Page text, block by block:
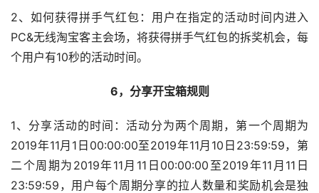
2、如何获得拼手气红包：用户在指定的活动时间内进入
PC&无线淘宝客主会场，将获得拼手气红包的拆奖机会，每
个用户有10秒的活动时间。
6，分享开宝箱规则
1、分享活动的时间：活动分为两个周期，第一个周期为
2019年11月1日00:00:00至2019年11月10日23:59:59，第
二个周期为2019年11月11日00:00:00至2019年11月11日
23:59:59，用户每个周期分享的拉人数量和奖励机会是独